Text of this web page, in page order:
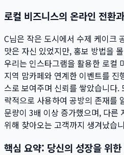
로컬 비즈니스의 온라인 전환
C님은 작은 도시에서 수제 케이크
맛은 자신 있었지만, 홍보 방법을
우리는 인스타그램을 활용한 로컬
지역 맘카페와 연계한 이벤트를 진
스로 보여주며 신뢰를 쌓았습니다.
략적으로 사용하여 공방의 존재를
문량이 3배 이상 증가했으며, 다른
위해 찾아오는 고객까지 생겨났습
핵심 요약: 당신의 성장을 위